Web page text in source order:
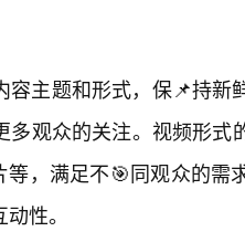
容主题和形式，保📌持新
多观众的关注。视频形式
，满足不🎯同观众的需
性。